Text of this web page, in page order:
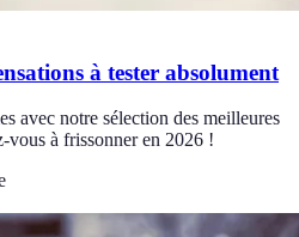
à tester absolument
avec notre sélection des meilleures
vous à frissonner en 2026 !